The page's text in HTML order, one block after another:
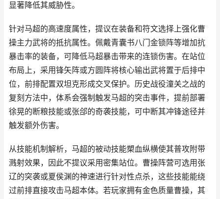
显著降低其威胁性。
针对马超的高速度属性，提议在装备和符文选择上强化曹
操主力武将的抵抗属性。佩戴青囊书八门金锁阵等增加抗
暴击率的装备，可降低马超暴击带来的连锁伤害。在站位
布局上，采用锋矢阵或方圆阵将核心输出武将置于后排中
位，前排配置双坦克形成交叉保护。历史战役潼关之战的
复刻方法中，体系会强制触发马超的突击事件，提前部署
徐晃的断粮技能或张郃的奇袭技能，可中断其冲锋途径并
触发额外伤害。
从技能机制解析，马超的被动技能槊血纵横使其普攻附带
溅射效果，因此不提议采用密集站位。曹操阵营可选用张
辽的突袭或夏侯渊的神速进行针对性点杀，这些技能能绕
过前排直接攻击马超本体。若玩家拥有金色质量曹操，其